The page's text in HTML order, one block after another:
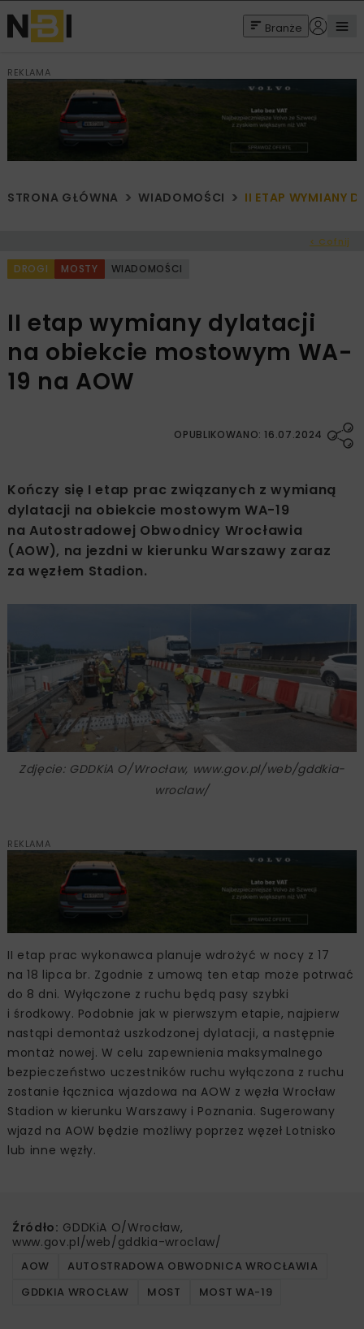
Branże
REKLAMA
STRONA GŁÓWNA WIADOMOŚCI II ETAP WYMIANY
< Cofnij
DROGI MOSTY WIADOMOŚCI
II etap wymiany dylatacji
na obiekcie mostowym WA-
19 na AOW
OPUBLIKOWANO: 16.07.2024
Kończy się I etap prac związanych z wymianą
dylatacji na obiekcie mostowym WA-19
na Autostradowej Obwodnicy Wrocławia
(AOW), na jezdni w kierunku Warszawy zaraz
za węzłem Stadion.
Zdjęcie: GDDKiA O/Wrocław, www.gov.pl/web/gddkia-
wroclaw/
REKLAMA
II etap prac wykonawca planuje wdrożyć w nocy z 17
na 18 lipca br. Zgodnie z umową ten etap może potrwać
do 8 dni. Wyłączone z ruchu będą pasy szybki
i środkowy. Podobnie jak w pierwszym etapie, najpierw
nastąpi demontaż uszkodzonej dylatacji, a następnie
montaż nowej. W celu zapewnienia maksymalnego
bezpieczeństwo uczestników ruchu wyłączona z ruchu
zostanie łącznica wjazdowa na AOW z węzła Wrocław
Stadion w kierunku Warszawy i Poznania. Sugerowany
wjazd na AOW będzie możliwy poprzez węzeł Lotnisko
lub inne węzły.
Źródło: GDDKiA O/Wrocław,
www.gov.pl/web/gddkia-wroclaw/
AOW
AUTOSTRADOWA OBWODNICA WROCŁAWIA
GDDKIA WROCŁAW
MOST MOST WA-19